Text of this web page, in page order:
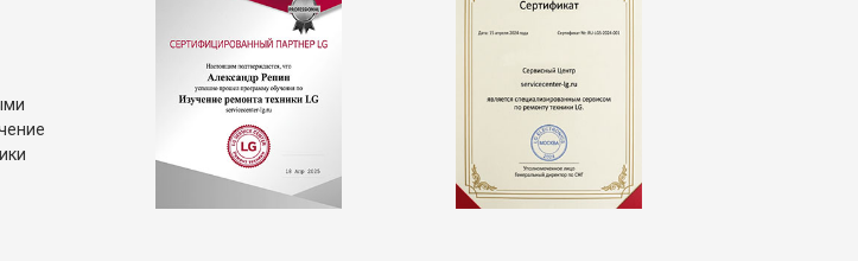
от 2550 ₽ Заказать
от 50 мин от 1900 ₽ Заказать